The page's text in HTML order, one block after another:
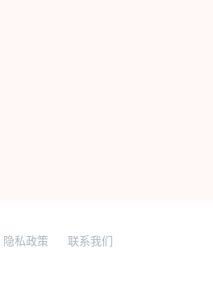
隐私政策 联系我们